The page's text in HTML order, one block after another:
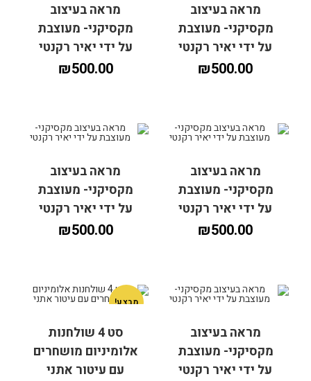
הוספה לסל הוספה לסל
הוספה לסל הוספה לסל
הוספה לסל
מראה בעיצוב
מקסיקני- מעוצבת
על ידי יאיר רקנטי
₪500.00
הוספה לסל
מראה בעיצוב
מקסיקני- מעוצבת
על ידי יאיר רקנטי
₪500.00
מראה בעיצוב
מקסיקני- מעוצבת
על ידי יאיר רקנטי
₪500.00
מראה בעיצוב
מקסיקני- מעוצבת
על ידי יאיר רקנטי
₪500.00
מראה בעיצוב
מקסיקני- מעוצבת
על ידי יאיר רקנטי
מבצע!
סט 4 שולחנות
אלומיניום מושחרים
עם עיטור אתני